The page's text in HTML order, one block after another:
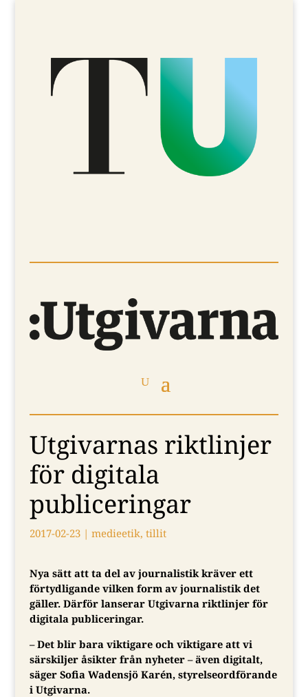
Utgivarnas riktlinjer
för digitala
publiceringar
2017-02-23| medieetik, tillit
Nya sätt att ta del av journalistik kräver ett
förtydligande vilken form av journalistik det
gäller. Därför lanserar Utgivarna riktlinjer för
digitala publiceringar.
– Det blir bara viktigare och viktigare att vi
särskiljer åsikter från nyheter – även digitalt,
säger Sofia Wadensjö Karén, styrelseordförande
i Utgivarna.